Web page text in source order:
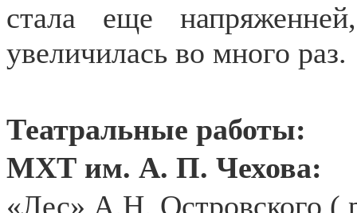
стала еще
увеличилась во много раз.
Театральные работы:
МХТ им. А. П. Чехова:
«Лес» А.Н. Островского (